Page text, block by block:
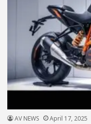
AV NEWS April 17, 2025